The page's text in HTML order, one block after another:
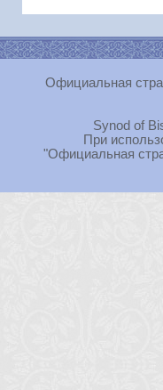
Официальная
Synod of
При
"Официальная